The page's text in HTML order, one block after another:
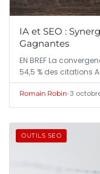
IA et SEO :
Gagnantes
EN BREF La
54,5 % des citations
Romain Robin•3
OUTILS SEO